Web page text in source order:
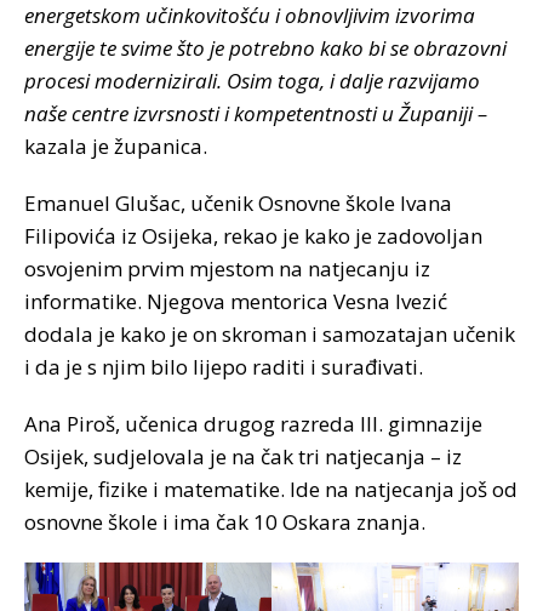
energetskom učinkovitošću i obnovljivim izvorima
energije te svime što je potrebno kako bi se obrazovni
procesi modernizirali. Osim toga, i dalje razvijamo
naše centre izvrsnosti i kompetentnosti u Županiji –
kazala je županica.
Emanuel Glušac, učenik Osnovne škole Ivana
Filipovića iz Osijeka, rekao je kako je zadovoljan
osvojenim prvim mjestom na natjecanju iz
informatike. Njegova mentorica Vesna Ivezić
dodala je kako je on skroman i samozatajan učenik
i da je s njim bilo lijepo raditi i surađivati.
Ana Piroš, učenica drugog razreda III. gimnazije
Osijek, sudjelovala je na čak tri natjecanja – iz
kemije, fizike i matematike. Ide na natjecanja još od
osnovne škole i ima čak 10 Oskara znanja.